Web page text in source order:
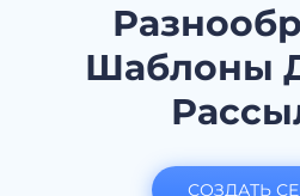
Шаблоны
СОЗДАТЬ